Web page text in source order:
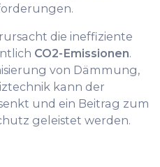
die ineffiziente
CO2-Emissionen.
von Dämmung,
kann der
und ein Beitrag zum
geleistet werden.